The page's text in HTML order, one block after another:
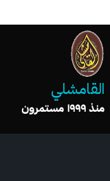
القامشلي
منذ ١٩٩٩ مستمرون